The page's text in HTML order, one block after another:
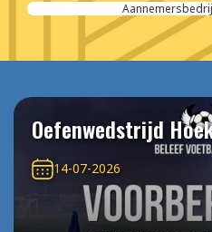
Oefenwedstrijd
14-07-2026